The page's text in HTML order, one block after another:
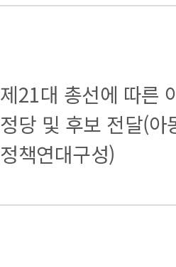
제21대 총선에 따른
정당 및 후보 전달(아
정책연대구성)